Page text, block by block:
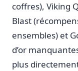
coffres), Viking
Blast
ensembles) et
d’or
plus